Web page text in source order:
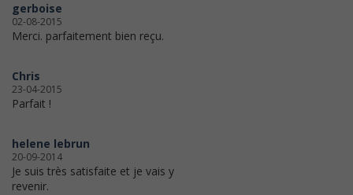
gerboise
02-08-2015
Merci. parfaitement bien reçu.
Chris
23-04-2015
Parfait !
helene lebrun
20-09-2014
Je suis très satisfaite et je vais y
revenir.